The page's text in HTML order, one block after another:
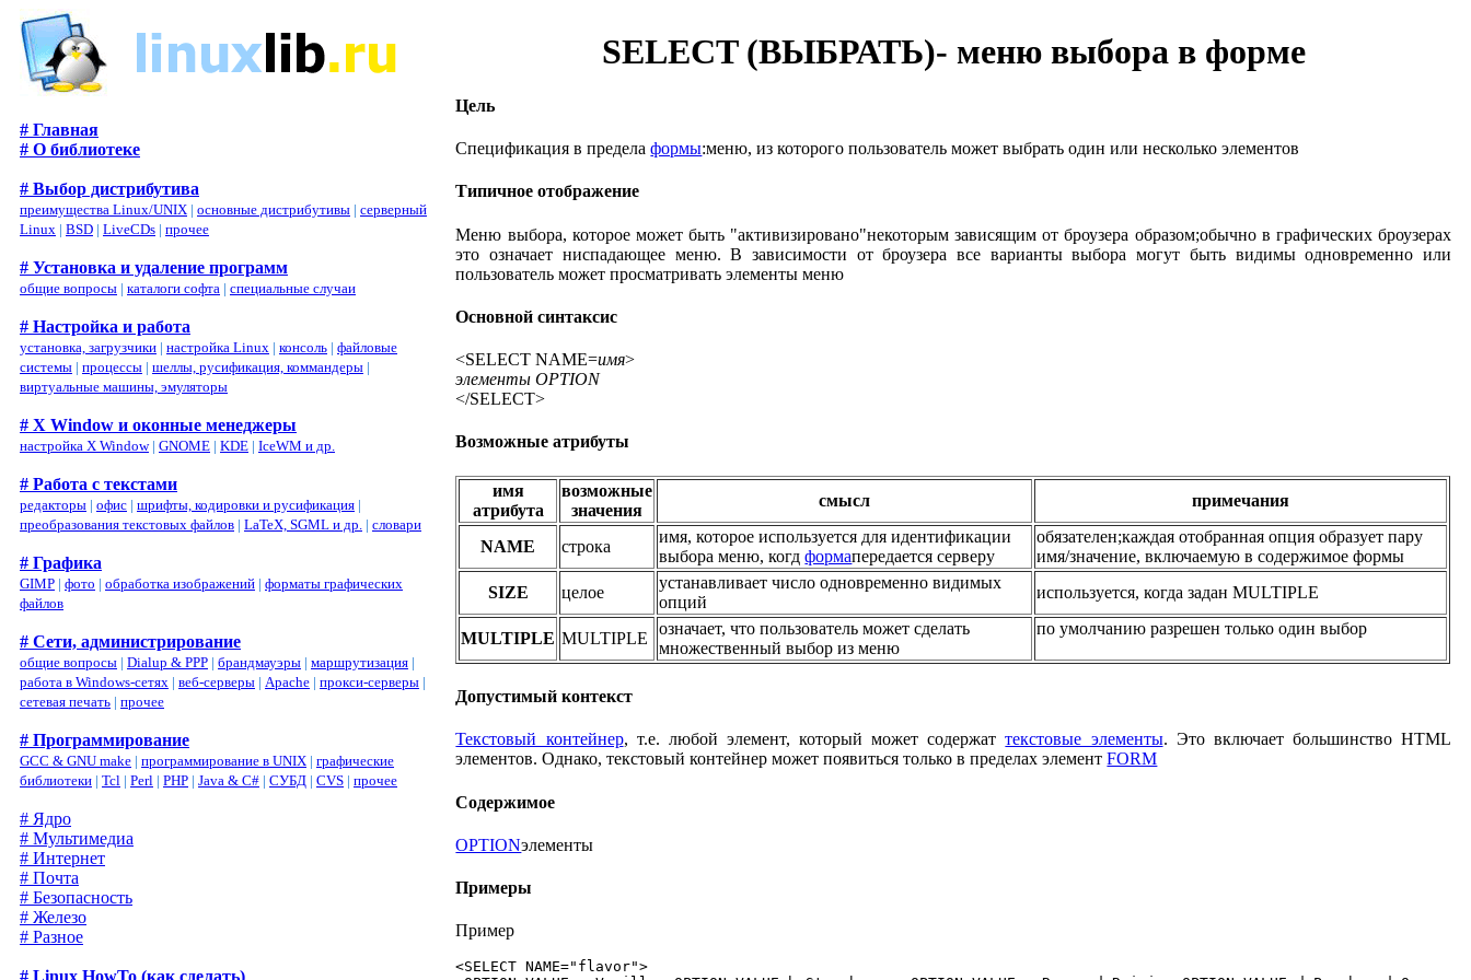
# Главная
# О библиотеке
# Выбор дистрибутива
преимущества Linux/UNIX | основные дистрибутивы | серверный
Linux | BSD | LiveCDs | прочее
# Установка и удаление программ
общие вопросы | каталоги софта | специальные случаи
# Настройка и работа
установка, загрузчики | настройка Linux | консоль | файловые
системы | процессы | шеллы, русификация, коммандеры |
виртуальные машины, эмуляторы
# X Window и оконные менеджеры
настройка X Window| GNOME | KDE | IceWM и др.
# Работа с текстами
редакторы | офис | шрифты, кодировки и русификация |
преобразования текстовых файлов | LaTeX, SGML и др. | словари
# Графика
GIMP | фото | обработка изображений | форматы графических
файлов
# Сети, администрирование
общие вопросы | Dialup & PPP | брандмауэры | маршрутизация |
работа в Windows-сетях | веб-серверы | Apache | прокси-серверы |
сетевая печать | прочее
# Программирование
GCC & GNU make | программирование в UNIX | графические
библиотеки | Tcl | Perl | PHP | Java & C# | СУБД | CVS | прочее
# Ядро
# Мультимедиа
# Интернет
# Почта
# Безопасность
# Железо
# Разное
# Linux HowTo (как сделать)
SELECT (ВЫБРАТЬ)- меню выбора в форме
Цель
Спецификация в пределаформы:меню, из которого пользователь может выбрать один или несколько элементов
Типичное отображение
Меню выбора, которое может быть "активизировано"некоторым зависящим от броузера образом;обычно в графических броузерах
это означает ниспадающее меню. В зависимости от броузера все варианты выбора могут быть видимы одновременно или
пользователь может просматривать элементы меню
Основной синтаксис
<SELECT NAME=имя>
элементы OPTION
</SELECT>
Возможные атрибуты
имя
атрибута
возможные
значения
смысл примечания
NAME строка
имя, которое используется для идентификации
выбора меню, когдформапередается серверу
обязателен;каждая отобранная опция образует пару
имя/значение, включаемую в содержимое формы
SIZE
целое
устанавливает число одновременно видимых
опций
используется, когда задан MULTIPLE
MULTIPLE MULTIPLE
означает, что пользователь может сделать
множественный выбор из меню
по умолчанию разрешен только один выбор
Допустимый контекст
Текстовый контейнер, т.е. любой элемент, который может содержаттекстовые элементы. Это включает большинство HTML
элементов. Однако, текстовый контейнер может появиться только в пределах элементFORM
Содержимое
OPTIONэлементы
Примеры
Пример
<SELECT NAME="flavor">